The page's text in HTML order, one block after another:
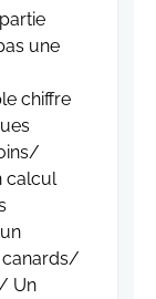
une
chiffre
calcul
canards/
Un